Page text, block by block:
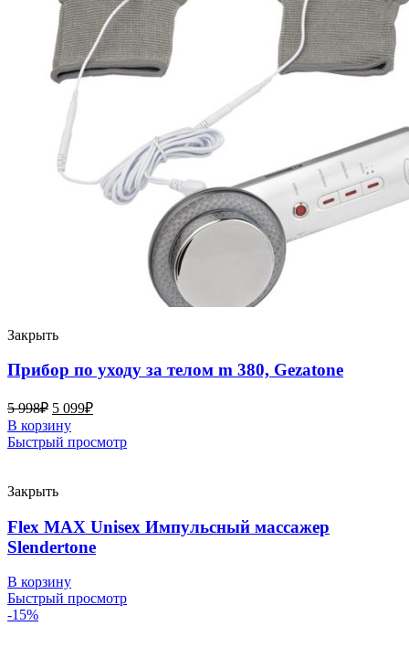
Закрыть
Прибор по уходу за телом m 380, Gezatone
5 998₽ 5 099₽
В корзину
Быстрый просмотр
Закрыть
Flex MAX Unisex Импульсный массажер
Slendertone
В корзину
Быстрый просмотр
-15%